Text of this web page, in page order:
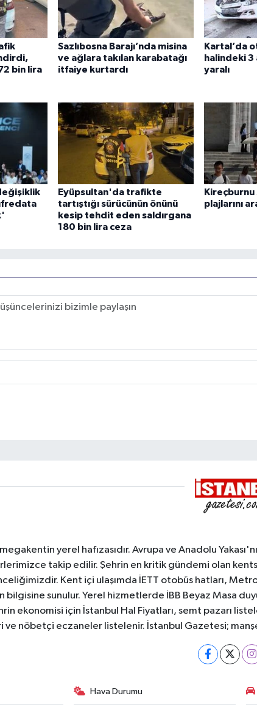
bin lira
Sazlıbosna Barajı’nda misina
ve ağlara takılan karabatağı
itfaiye kurtardı
Kartal’da
halindeki 3
yaralı
Eyüpsultan'da trafikte
tartıştığı sürücünün önünü
kesip tehdit eden saldırgana
180 bin lira ceza
Kireçburnu
plajlarını
yerel hafızasıdır. Avrupa ve Anadolu
takip edilir. Şehrin en kritik gündemi olan
Kent içi ulaşımda İETT otobüs hatları,
bilgisine sunulur. Yerel hizmetlerde İBB Beyaz Masa
ekonomisi için İstanbul Hal Fiyatları, semt pazarı
nöbetçi eczaneler listelenir. İstanbul Gazetesi;
Hava Durumu